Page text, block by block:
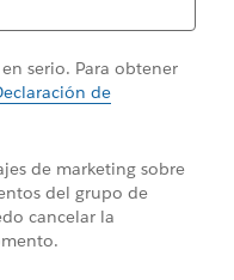
serio. Para obtener
de
de marketing sobre
del grupo de
cancelar la